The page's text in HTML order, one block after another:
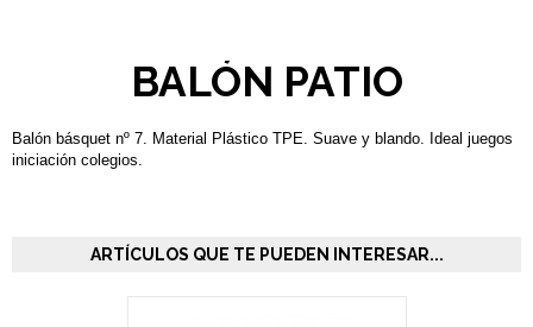
BALÓN PATIO
Balón básquet nº 7. Material Plástico TPE. Suave y blando. Ideal juegos
iniciación colegios.
ARTÍCULOS QUE TE PUEDEN INTERESAR...